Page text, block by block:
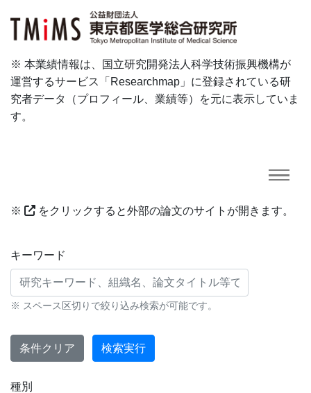
※ 本業績情報は、国立研究開発法人科学技術振興機構が
運営するサービス「Researchmap」に登録されている研
究者データ（プロフィール、業績等）を元に表示していま
す。
※ をクリックすると外部の論文のサイトが開きます。
研究業績に対する検索条件
キーワード
※ スペース区切りで絞り込み検索が可能です。
条件クリア 検索実行
種別